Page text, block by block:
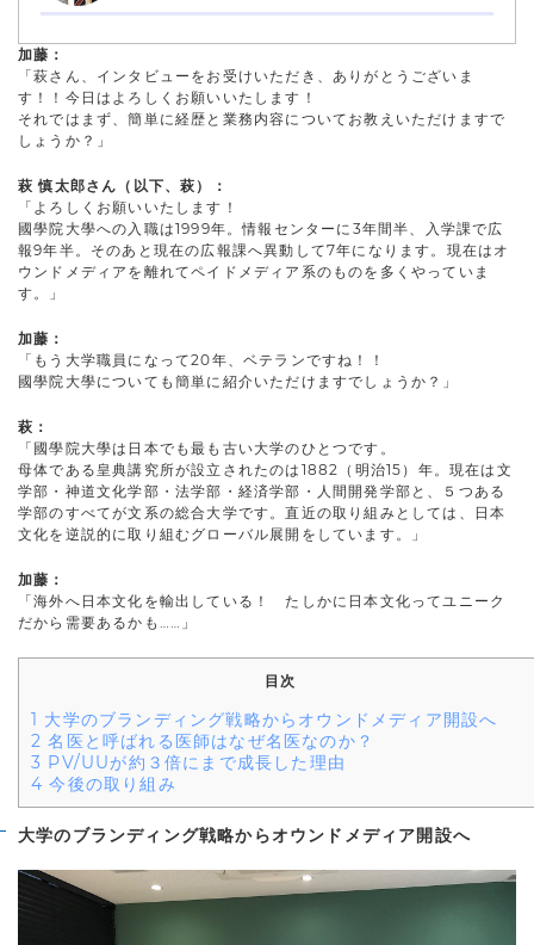
加藤：
「萩さん、インタビューをお受けいただき、ありがとうございま
す！！今日はよろしくお願いいたします！
それではまず、簡単に経歴と業務内容についてお教えいただけますで
しょうか？」
萩 慎太郎さん（以下、萩）：
「よろしくお願いいたします！
國學院大學への入職は1999年。情報センターに3年間半、入学課で広
報9年半。そのあと現在の広報課へ異動して7年になります。現在はオ
ウンドメディアを離れてペイドメディア系のものを多くやっていま
す。」
加藤：
「もう大学職員になって20年、ベテランですね！！
國學院大學についても簡単に紹介いただけますでしょうか？」
萩：
「國學院大學は日本でも最も古い大学のひとつです。
母体である皇典講究所が設立されたのは1882（明治15）年。現在は文
学部・神道文化学部・法学部・経済学部・人間開発学部と、５つある
学部のすべてが文系の総合大学です。直近の取り組みとしては、日本
文化を逆説的に取り組むグローバル展開をしています。」
加藤：
「海外へ日本文化を輸出している！ たしかに日本文化ってユニーク
だから需要あるかも……」
目次
1 大学のブランディング戦略からオウンドメディア開設へ
2 名医と呼ばれる医師はなぜ名医なのか？
3 PV/UUが約３倍にまで成長した理由
4 今後の取り組み
大学のブランディング戦略からオウンドメディア開設へ